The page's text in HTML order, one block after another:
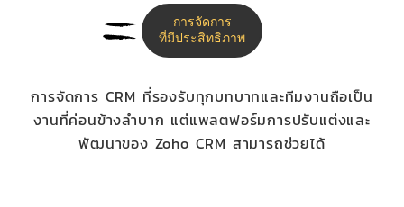
การจัดการ
ที่มีประสิทธิภาพ
การจัดการ CRM ที่รองรับทุกบทบาทและทีมงานถือเป็น
งานที่ค่อนข้างลำบาก แต่แพลตฟอร์มการปรับแต่งและ
พัฒนาของ Zoho CRM สามารถช่วยได้